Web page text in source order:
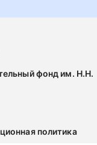
фонд им. Н.Н.
политика